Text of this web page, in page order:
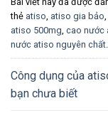
Bài viết này đã được
thẻ atiso, atiso gia bảo,
atiso 500mg, cao nước
nước atiso nguyên chất.
Công dụng của
bạn chưa biết